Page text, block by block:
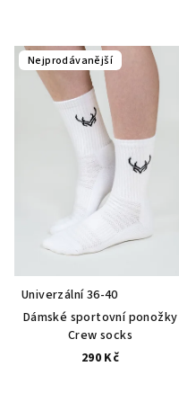
Nejprodávanější
Univerzální 36-40
Dámské sportovní ponožky
Crew socks
290 Kč